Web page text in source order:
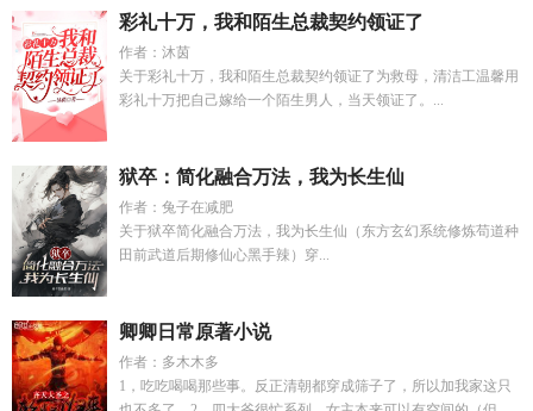
彩礼十万，我和陌生总裁契约领证了
作者：沐茵
关于彩礼十万，我和陌生总裁契约领证了为救母，清洁工温馨用
彩礼十万把自己嫁给一个陌生男人，当天领证了。...
狱卒：简化融合万法，我为长生仙
作者：兔子在减肥
关于狱卒简化融合万法，我为长生仙（东方玄幻系统修炼苟道种
田前武道后期修仙心黑手辣）穿...
卿卿日常原著小说
作者：多木木多
1，吃吃喝喝那些事。反正清朝都穿成筛子了，所以加我家这只